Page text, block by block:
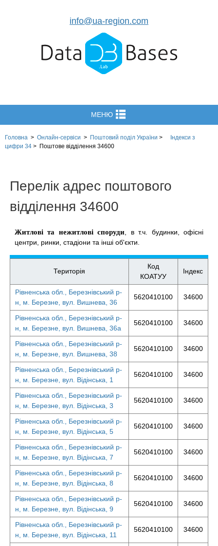
info@ua-region.com
МЕНЮ
Головна > Онлайн-сервіси > Поштовий поділ України >
Індекси з
цифри 34 > Поштове відділення 34600
Перелік адрес поштового
відділення 34600
Житлові та нежитлові споруди , в т.ч. будинки, офісні
центри, ринки, стадіони та інші об'єкти.
Територія
Код
КОАТУУ
Індекс
Рівненська обл., Березнівський р-
н, м. Березне, вул. Вишнева, 36
5620410100 34600
Рівненська обл., Березнівський р-
н, м. Березне, вул. Вишнева, 36а
5620410100 34600
Рівненська обл., Березнівський р-
н, м. Березне, вул. Вишнева, 38
5620410100 34600
Рівненська обл., Березнівський р-
н, м. Березне, вул. Відінська, 1
5620410100 34600
Рівненська обл., Березнівський р-
н, м. Березне, вул. Відінська, 3
5620410100 34600
Рівненська обл., Березнівський р-
н, м. Березне, вул. Відінська, 5
5620410100 34600
Рівненська обл., Березнівський р-
н, м. Березне, вул. Відінська, 7
5620410100 34600
Рівненська обл., Березнівський р-
н, м. Березне, вул. Відінська, 8
5620410100 34600
Рівненська обл., Березнівський р-
н, м. Березне, вул. Відінська, 9
5620410100 34600
Рівненська обл., Березнівський р-
н, м. Березне, вул. Відінська, 11
5620410100 34600